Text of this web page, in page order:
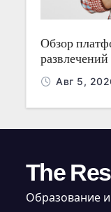
м
Обзор
Авг 5,
The
Образование